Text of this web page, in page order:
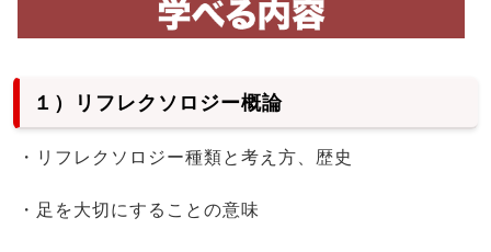
１）リフレクソロジー概論
・リフレクソロジー種類と考え方、歴史
・足を大切にすることの意味